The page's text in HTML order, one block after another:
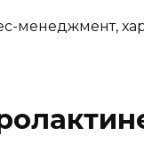
менеджмент,